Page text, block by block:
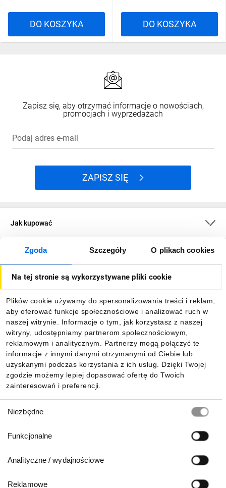
Zgoda Szczegóły O plikach cookies
Na tej stronie są wykorzystywane pliki cookie
Plików cookie używamy do spersonalizowania treści i reklam,
aby oferować funkcje społecznościowe i analizować ruch w
naszej witrynie. Informacje o tym, jak korzystasz z naszej
witryny, udostępniamy partnerom społecznościowym,
reklamowym i analitycznym. Partnerzy mogą połączyć te
informacje z innymi danymi otrzymanymi od Ciebie lub
uzyskanymi podczas korzystania z ich usług. Dzięki Twojej
zgodzie możemy lepiej dopasować ofertę do Twoich
zainteresowań i preferencji.
zgody
Niezbędne
Funkcjonalne
Analityczne / wydajnościowe
Reklamowe
DO KOSZYKA DO KOSZYKA
Zapisz się, aby otrzymać informacje o nowościach,
promocjach i wyprzedażach
Podaj adres e-mail
ZAPISZ SIĘ
Jak kupować
O firmie
Informacje
Pobierz naszą aplikację mobilną: